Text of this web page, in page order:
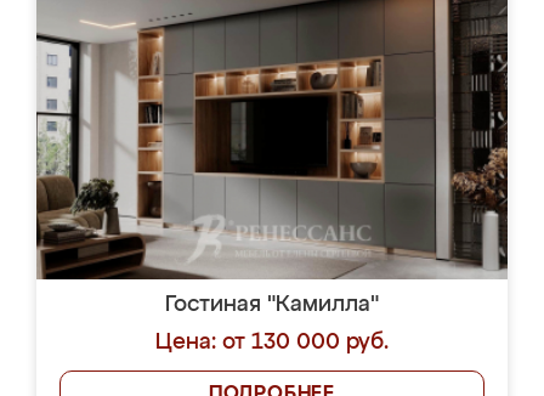
Гостиная "Камилла"
Цена: от 130 000 руб.